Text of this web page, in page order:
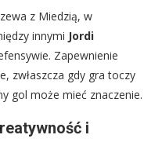
z Miedzią, w
innymi Jordi
Zapewnienie
zwłaszcza gdy gra toczy
gol może mieć znaczenie.
i